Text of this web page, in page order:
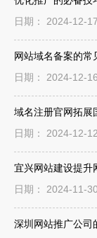
日期： 2024-12-17
网站域名备案的常
日期： 2024-12-16
域名注册官网拓展
日期： 2024-12-12
宜兴网站建设提升
日期： 2024-11-30
深圳网站推广公司